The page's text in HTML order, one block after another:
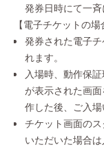
発券日時にて一斉
【電子チケットの場
発券された電子
れます。
入場時、動作保
が表示された画
作した後、ご入場
チケット画面の
いただいた場合